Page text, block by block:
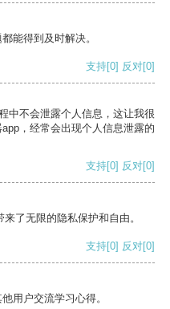
能得到及时解决。
支持[0] 反对[0]
中不会泄露个人信息，这让我很
，经常会出现个人信息泄露的
支持[0] 反对[0]
了无限的隐私保护和自由。
支持[0] 反对[0]
用户交流学习心得。